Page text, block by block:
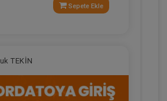
Sepete Ekle
TEKİN